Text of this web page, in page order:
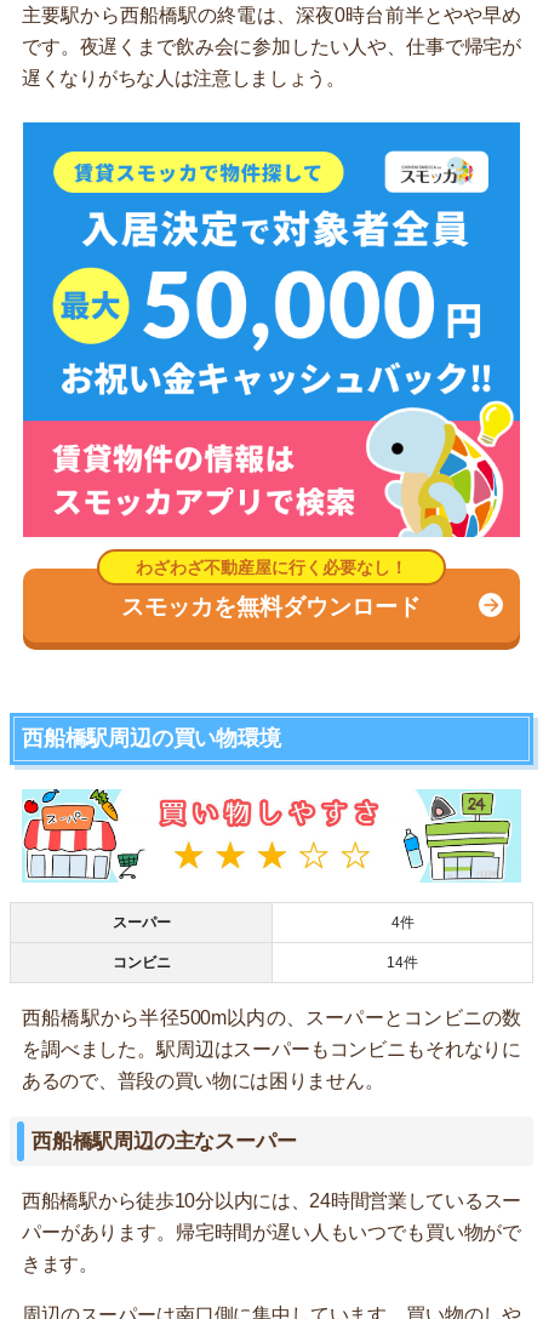
主要駅から西船橋駅の終電は、深夜0時台前半とやや早め
です。夜遅くまで飲み会に参加したい人や、仕事で帰宅が
遅くなりがちな人は注意しましょう。
スモッカを無料ダウンロード
西船橋駅周辺の買い物環境
スーパー 4件
コンビニ 14件
西船橋駅から半径500m以内の、スーパーとコンビニの数
を調べました。駅周辺はスーパーもコンビニもそれなりに
あるので、普段の買い物には困りません。
西船橋駅周辺の主なスーパー
西船橋駅から徒歩10分以内には、24時間営業しているスー
パーがあります。帰宅時間が遅い人もいつでも買い物がで
きます。
周辺のスーパーは南口側に集中しています。買い物のしや